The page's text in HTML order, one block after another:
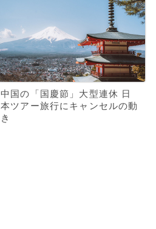
中国の「国慶節」大型連休 日
本ツアー旅行にキャンセルの動
き